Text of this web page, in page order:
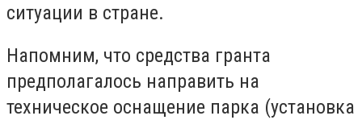
ситуации в стране.
Напомним, что средства гранта
предполагалось направить на
техническое оснащение парка (установка